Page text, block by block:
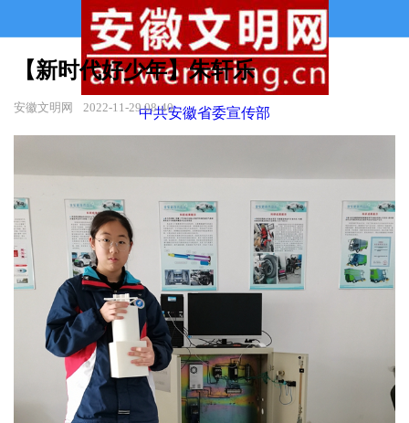
中共安徽省委宣传部
【新时代好少年】朱轩乐
安徽文明网 2022-11-29 08:40